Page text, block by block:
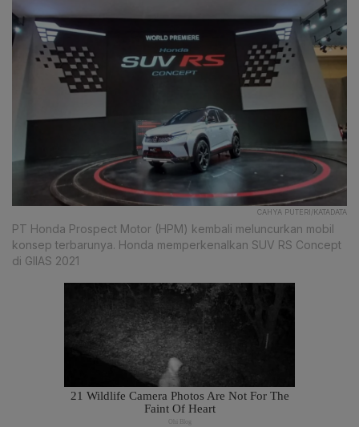
CAHYA PUTERI/KATADATA
PT Honda Prospect Motor (HPM) kembali meluncurkan mobil
konsep terbarunya. Honda memperkenalkan SUV RS Concept
di GIIAS 2021